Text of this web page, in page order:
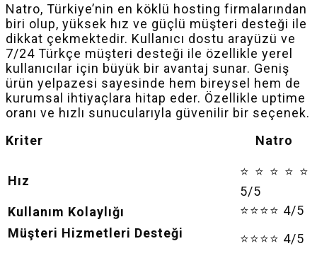
Natro, Türkiye’nin en köklü hosting firmalarından
biri olup, yüksek hız ve güçlü müşteri desteği ile
dikkat çekmektedir. Kullanıcı dostu arayüzü ve
7/24 Türkçe müşteri desteği ile özellikle yerel
kullanıcılar için büyük bir avantaj sunar. Geniş
ürün yelpazesi sayesinde hem bireysel hem de
kurumsal ihtiyaçlara hitap eder. Özellikle uptime
oranı ve hızlı sunucularıyla güvenilir bir seçenek.
Kriter Natro
Hız
⭐⭐⭐⭐⭐
5/5
Kullanım Kolaylığı
⭐⭐⭐⭐ 4/5
Müşteri Hizmetleri Desteği
⭐⭐⭐⭐ 4/5